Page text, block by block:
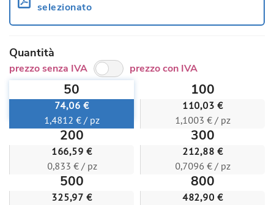
selezionato
Quantità
prezzo senza IVA prezzo con IVA
50
74,06 €
1,4812 € / pz
100
110,03 €
1,1003 € / pz
200
166,59 €
0,833 € / pz
300
212,88 €
0,7096 € / pz
500
325,97 €
800
482,90 €